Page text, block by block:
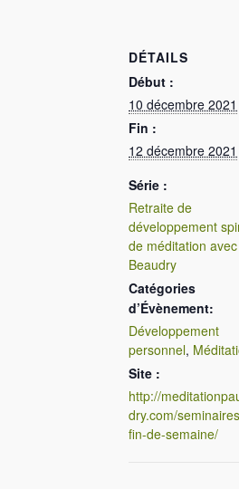
DÉTAILS
Début :
10 décembre 2021
Fin :
12 décembre 2021
Série :
Retraite de
développement
de méditation
Beaudry
Catégories
d’Évènement:
Développement
personnel,
Site :
http://
dry.com/
fin-de-semaine/